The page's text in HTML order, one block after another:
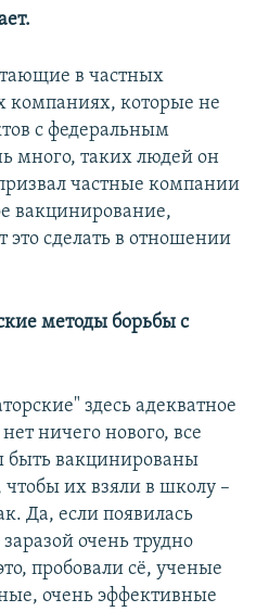
в частных
компаниях, которые не
с федеральным
много, таких людей он
частные компании
вакцинирование,
сделать в отношении
методы борьбы с
здесь адекватное
ничего нового, все
вакцинированы
их взяли в школу –
Да, если появилась
очень трудно
пробовали сё, ученые
очень эффективные